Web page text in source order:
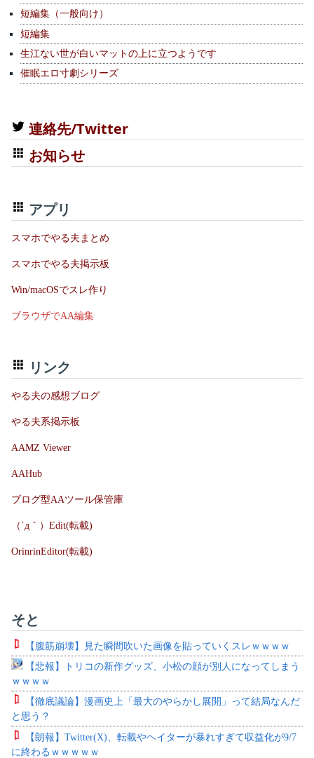
短編集（一般向け）
短編集
生江ない世が白いマットの上に立つようです
催眠エロ寸劇シリーズ
連絡先/Twitter
お知らせ
アプリ
スマホでやる夫まとめ
スマホでやる夫掲示板
Win/macOSでスレ作り
ブラウザでAA編集
リンク
やる夫の感想ブログ
やる夫系掲示板
AAMZ Viewer
AAHub
ブログ型AAツール保管庫
（´д｀）Edit(転載)
OrinrinEditor(転載)
そと
【腹筋崩壊】見た瞬間吹いた画像を貼っていくスレｗｗｗｗ
【悲報】トリコの新作グッズ、小松の顔が別人になってしまう
ｗｗｗｗ
【徹底議論】漫画史上「最大のやらかし展開」って結局なんだ
と思う？
【朗報】Twitter(X)、転載やヘイターが暴れすぎて収益化が9/7
に終わるｗｗｗｗｗ